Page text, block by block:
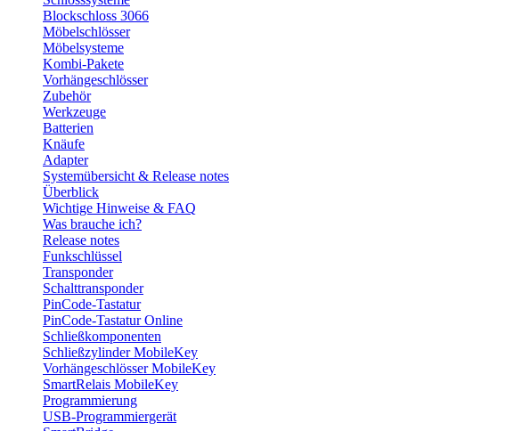
Blockschloss 3066
Möbelschlösser
Möbelsysteme
Kombi-Pakete
Vorhängeschlösser
Zubehör
Werkzeuge
Batterien
Knäufe
Adapter
Systemübersicht & Release notes
Überblick
Wichtige Hinweise & FAQ
Was brauche ich?
Release notes
Funkschlüssel
Transponder
Schalttransponder
PinCode-Tastatur
PinCode-Tastatur Online
Schließkomponenten
Schließzylinder MobileKey
Vorhängeschlösser MobileKey
SmartRelais MobileKey
Programmierung
USB-Programmiergerät